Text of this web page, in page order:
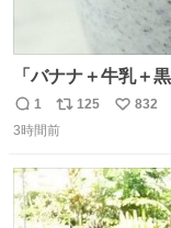
「バナナ＋牛乳＋
けで、濃厚な黒胡麻スム
と黒胡麻の香ばし
返
信
1
リ
ポ
ト
数
125
い
数
832
3時間前